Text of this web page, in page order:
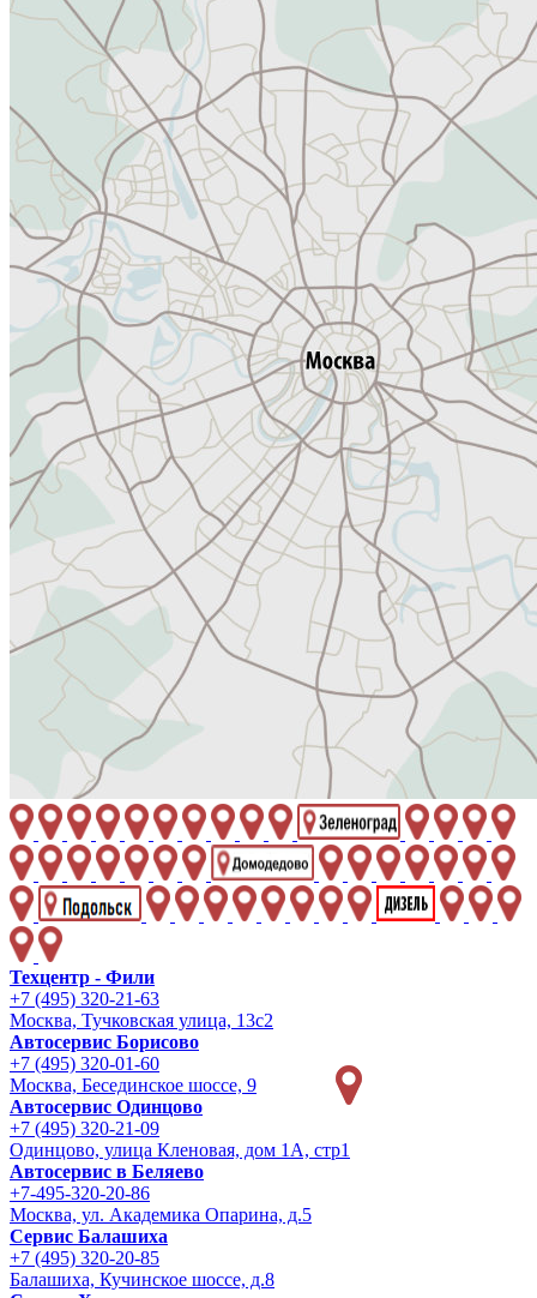
Техцентр - Фили
+7 (495) 320-21-63
Москва, Тучковская улица, 13с2
Автосервис Борисово
+7 (495) 320-01-60
Москва, Бесединское шоссе, 9
Автосервис Одинцово
+7 (495) 320-21-09
Одинцово, улица Кленовая, дом 1А, стр1
Автосервис в Беляево
+7-495-320-20-86
Москва, ул. Академика Опарина, д.5
Сервис Балашиха
+7 (495) 320-20-85
Балашиха, Кучинское шоссе, д.8